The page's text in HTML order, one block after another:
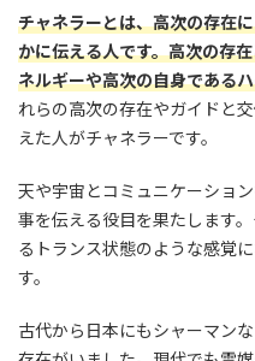
チャネラーとは、高次の存在
かに伝える人です。高次の存
ネルギーや高次の自身である
れらの高次の存在やガイドと
えた人がチャネラーです。
天や宇宙とコミュニケーショ
事を伝える役目を果たします
るトランス状態のような感覚
す。
古代から日本にもシャーマン